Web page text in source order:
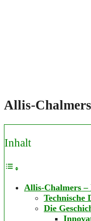
Allis-
Inhalt
Allis-Chalmers
Technische
Die